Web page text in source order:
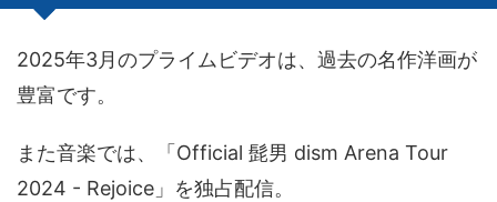
2025年3月のプライムビデオは、過去の名作洋画が
豊富です。
また音楽では、「Official 髭男 dism Arena Tour
2024 - Rejoice」を独占配信。